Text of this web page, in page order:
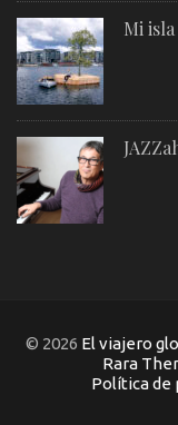
Mi
© 2026 El viajero
Rara
Política de